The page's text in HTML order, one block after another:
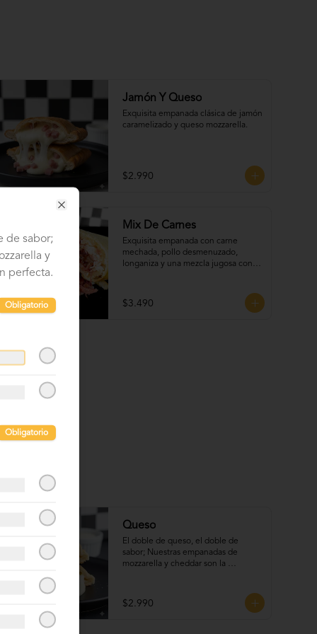
Jamón Y Queso
Exquisita empanada clásica de jamón
caramelizado y queso mozzarella.
$2.990
Mix De Carnes
Exquisita empanada con carne
mechada, pollo desmenuzado,
longaniza y una mezcla jugosa con
$3.490
Queso
El doble de queso, el doble de
sabor; Nuestras empanadas de
mozzarella y cheddar son la
$2.990
de sabor;
y
perfecta.
Obligatorio
Obligatorio
Close